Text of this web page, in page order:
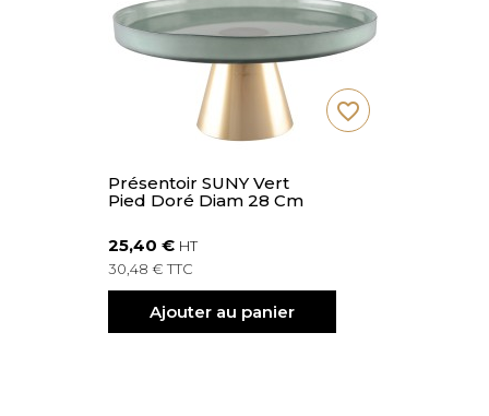
Présentoir SUNY Vert
Pied Doré Diam 28 Cm
25,40 € HT
30,48 € TTC
Ajouter au panier
favorite_border